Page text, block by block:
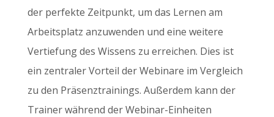
der perfekte Zeitpunkt, um das Lernen am
Arbeitsplatz anzuwenden und eine weitere
Vertiefung des Wissens zu erreichen. Dies ist
ein zentraler Vorteil der Webinare im Vergleich
zu den Präsenztrainings. Außerdem kann der
Trainer während der Webinar-Einheiten